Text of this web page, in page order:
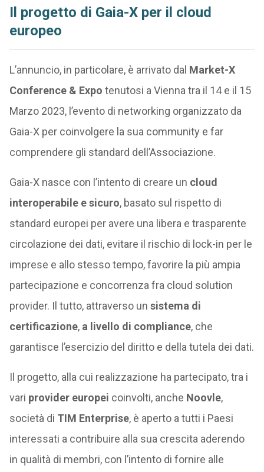
Il progetto di Gaia-X per il cloud
europeo
L’annuncio, in particolare, è arrivato dal Market-X
Conference & Expo tenutosi a Vienna tra il 14 e il 15
Marzo 2023, l’evento di networking organizzato da
Gaia-X per coinvolgere la sua community e far
comprendere gli standard dell’Associazione.
Gaia-X nasce con l’intento di creare un cloud
interoperabile e sicuro, basato sul rispetto di
standard europei per avere una libera e trasparente
circolazione dei dati, evitare il rischio di lock-in per le
imprese e allo stesso tempo, favorire la più ampia
partecipazione e concorrenza fra cloud solution
provider. Il tutto, attraverso un sistema di
certificazione, a livello di compliance, che
garantisce l’esercizio del diritto e della tutela dei dati.
Il progetto, alla cui realizzazione ha partecipato, tra i
vari provider europei coinvolti, anche Noovle,
società di TIM Enterprise, è aperto a tutti i Paesi
interessati a contribuire alla sua crescita aderendo
in qualità di membri, con l’intento di fornire alle